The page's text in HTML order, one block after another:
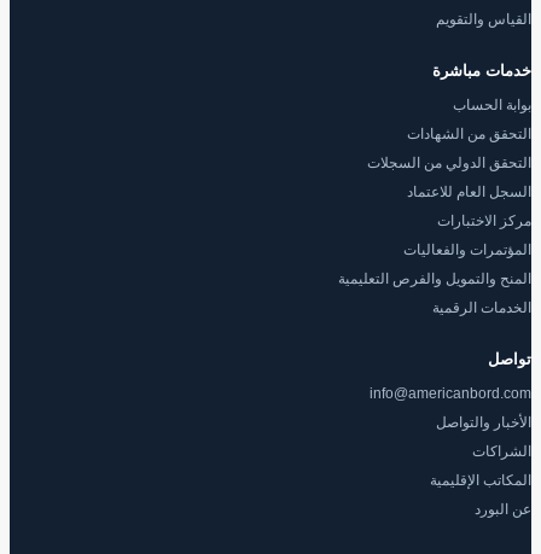
القياس والتقويم
خدمات مباشرة
بوابة الحساب
التحقق من الشهادات
التحقق الدولي من السجلات
السجل العام للاعتماد
مركز الاختبارات
المؤتمرات والفعاليات
المنح والتمويل والفرص التعليمية
الخدمات الرقمية
تواصل
info@americanbord.com
الأخبار والتواصل
الشراكات
المكاتب الإقليمية
عن البورد